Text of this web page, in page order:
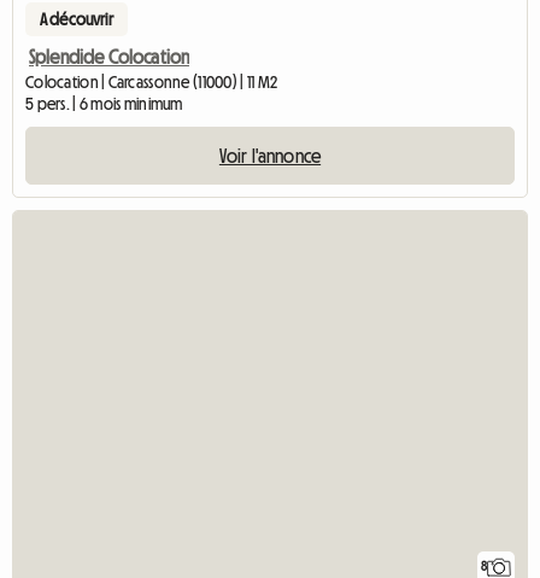
A découvrir
Splendide Colocation
Colocation | Carcassonne (11000) | 11 M2
5 pers. | 6 mois minimum
Voir l'annonce
8